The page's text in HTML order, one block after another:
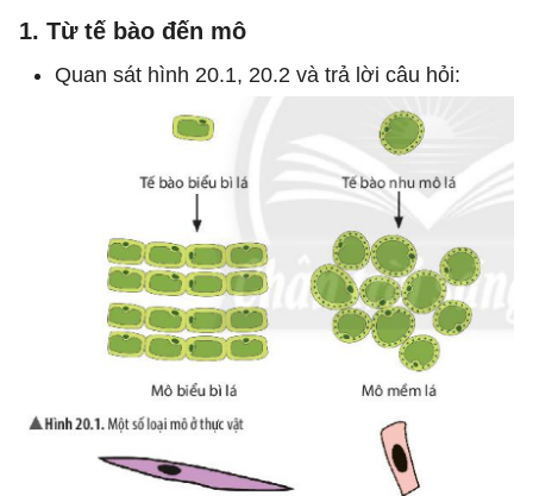
1. Từ tế bào đến mô
Quan sát hình 20.1, 20.2 và trả lời câu hỏi: